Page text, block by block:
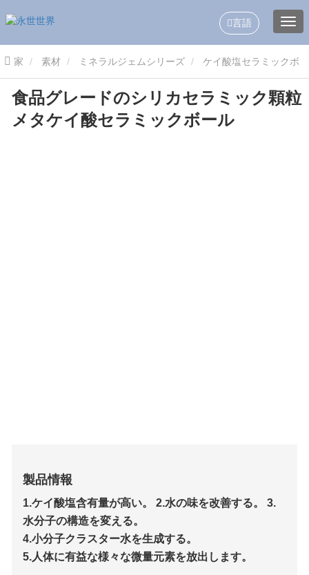
言語
家 素材 ミネラルジェムシリーズ ケイ酸塩セラミックボ
ール 食品グレードのシリカセラミック顆粒 メタケイ酸セラミック
ボール
食品グレードのシリカセラミック顆粒
メタケイ酸セラミックボール
製品情報
1.ケイ酸塩含有量が高い。 2.水の味を改善する。 3.
水分子の構造を変える。
4.小分子クラスター水を生成する。
5.人体に有益な様々な微量元素を放出します。